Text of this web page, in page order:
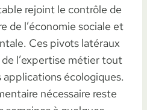
rejoint le contrôle de
de l’économie sociale et
Ces pivots latéraux
l’expertise métier tout
applications écologiques.
nécessaire reste